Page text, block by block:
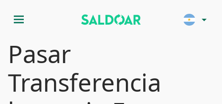
menu arrow_drop_down
Pasar
Transferencia